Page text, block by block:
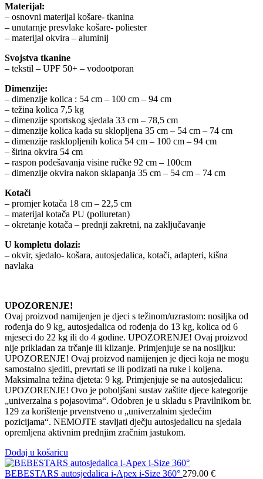
Materijal:
– osnovni materijal košare- tkanina
– unutarnje presvlake košare- poliester
– materijal okvira – aluminij
Svojstva tkanine
– tekstil – UPF 50+ – vodootporan
Dimenzije:
– dimenzije kolica : 54 cm – 100 cm – 94 cm
– težina kolica 7,5 kg
– dimenzije sportskog sjedala 33 cm – 78,5 cm
– dimenzije kolica kada su sklopljena 35 cm – 54 cm – 74 cm
– dimenzije rasklopljenih kolica 54 cm – 100 cm – 94 cm
– širina okvira 54 cm
– raspon podešavanja visine ručke 92 cm – 100cm
– dimenzije okvira nakon sklapanja 35 cm – 54 cm – 74 cm
Kotači
– promjer kotača 18 cm – 22,5 cm
– materijal kotača PU (poliuretan)
– okretanje kotača – prednji zakretni, na zaključavanje
U kompletu dolazi:
– okvir, sjedalo- košara, autosjedalica, kotači, adapteri, kišna
navlaka
UPOZORENJE!
Ovaj proizvod namijenjen je djeci s težinom/uzrastom: nosiljka od
rođenja do 9 kg, autosjedalica od rođenja do 13 kg, kolica od 6
mjeseci do 22 kg ili do 4 godine. UPOZORENJE! Ovaj proizvod
nije prikladan za trčanje ili klizanje. Primjenjuje se na nosiljku:
UPOZORENJE! Ovaj proizvod namijenjen je djeci koja ne mogu
samostalno sjediti, prevrtati se ili podizati na ruke i koljena.
Maksimalna težina djeteta: 9 kg. Primjenjuje se na autosjedalicu:
UPOZORENJE! Ovo je poboljšani sustav zaštite djece kategorije
„univerzalna s pojasovima“. Odobren je u skladu s Pravilnikom br.
129 za korištenje prvenstveno u „univerzalnim sjedećim
pozicijama“. NEMOJTE stavljati dječju autosjedalicu na sjedala
opremljena aktivnim prednjim zračnim jastukom.
Dodaj u košaricu
BEBESTARS autosjedalica i-Apex i-Size 360° 279.00 €